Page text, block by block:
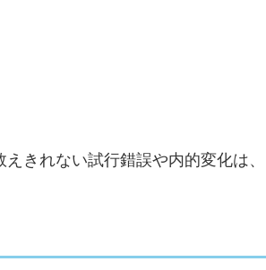
きれない試行錯誤や内的変化は、